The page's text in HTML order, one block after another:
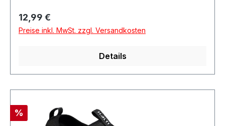
Regulärer Preis:
12,99 €
Preise inkl. MwSt. zzgl. Versandkosten
Details
Rabatt
%